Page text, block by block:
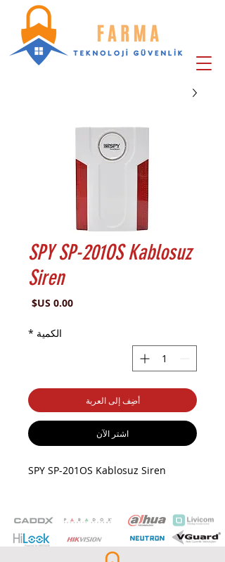
SPY SP-201OS Kablosuz
Siren
السعر
الكمية *
أضِف إلى العربة
اشترِ الآن
SPY SP-201OS Kablosuz Siren